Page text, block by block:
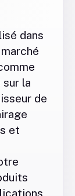
dans
la
de
et